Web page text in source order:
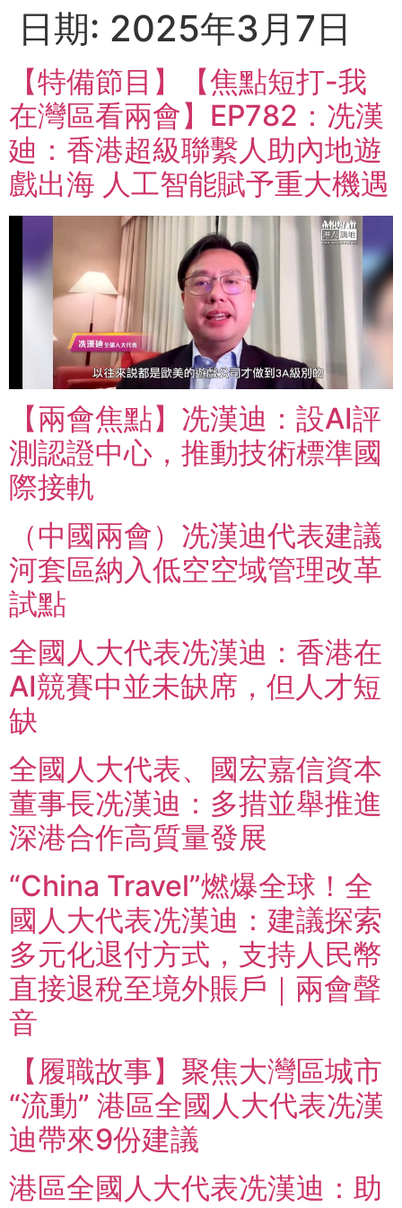
日期: 2025年3月7日
【特備節目】【焦點短打-我
在灣區看兩會】EP782：冼漢
廸：香港超級聯繫人助內地遊
戲出海 人工智能賦予重大機遇
【兩會焦點】冼漢迪：設AI評
測認證中心，推動技術標準國
際接軌
（中國兩會）冼漢迪代表建議
河套區納入低空空域管理改革
試點
全國人大代表冼漢迪：香港在
AI競賽中並未缺席，但人才短
缺
全國人大代表、國宏嘉信資本
董事長冼漢迪：多措並舉推進
深港合作高質量發展
“China Travel”燃爆全球！全
國人大代表冼漢迪：建議探索
多元化退付方式，支持人民幣
直接退稅至境外賬戶｜兩會聲
音
【履職故事】聚焦大灣區城市
“流動” 港區全國人大代表冼漢
迪帶來9份建議
港區全國人大代表冼漢迪：助